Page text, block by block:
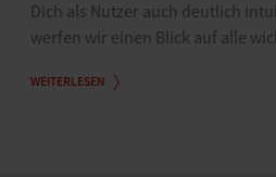
Dich als Nutzer auch deutlich
werfen wir einen Blick auf alle
WEITERLESEN